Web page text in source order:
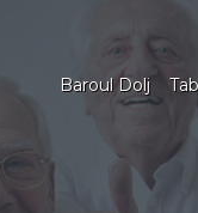
Baroul Dolj